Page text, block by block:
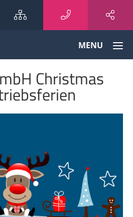
Sitemap
MENU
Christmas